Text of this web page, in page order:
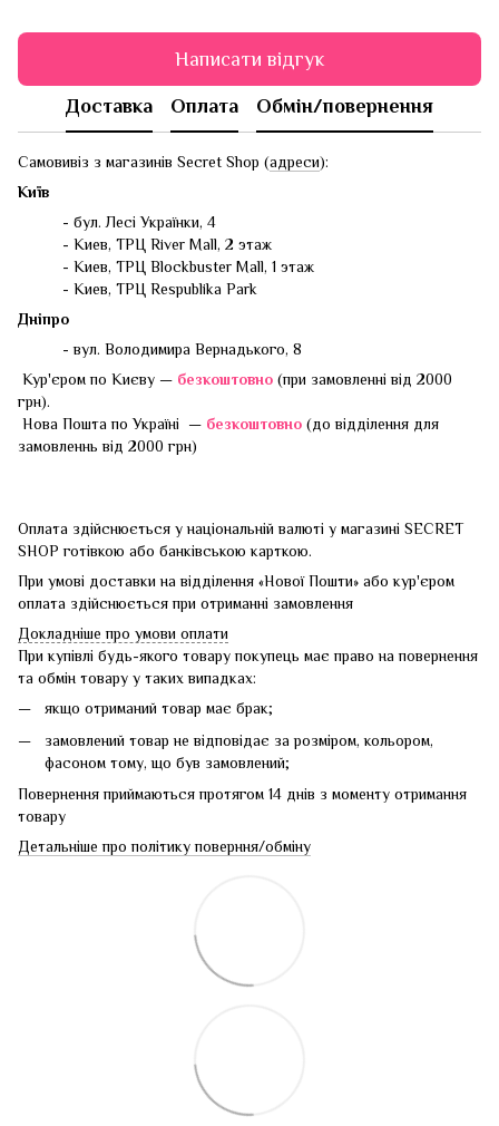
Написати відгук
Доставка Оплата Обмін/повернення
Самовивіз з магазинів Secret Shop (адреси):
Київ
- бул. Лесі Українки, 4
- Киев, ТРЦ River Mall, 2 этаж
- Киев, ТРЦ Blockbuster Mall, 1 этаж
- Киев, ТРЦ Respublika Park
Дніпро
- вул. Володимира Вернадького, 8
Кур'єром по Києву — безкоштовно (при замовленні від 2000
грн).
Нова Пошта по Україні — безкоштовно (до відділення для
замовленнь від 2000 грн)
Оплата здійснюється у національній валюті у магазині SECRET
SHOP готівкою або банківською карткою.
При умові доставки на відділення «Нової Пошти» або кур'єром
оплата здійснюється при отриманні замовлення
Докладніше про умови оплати
При купівлі будь-якого товару покупець має право на повернення
та обмін товару у таких випадках:
якщо отриманий товар має брак;
замовлений товар не відповідає за розміром, кольором,
фасоном тому, що був замовлений;
Повернення приймаються протягом 14 днів з моменту отримання
товару
Детальніше про політику поверння/обміну